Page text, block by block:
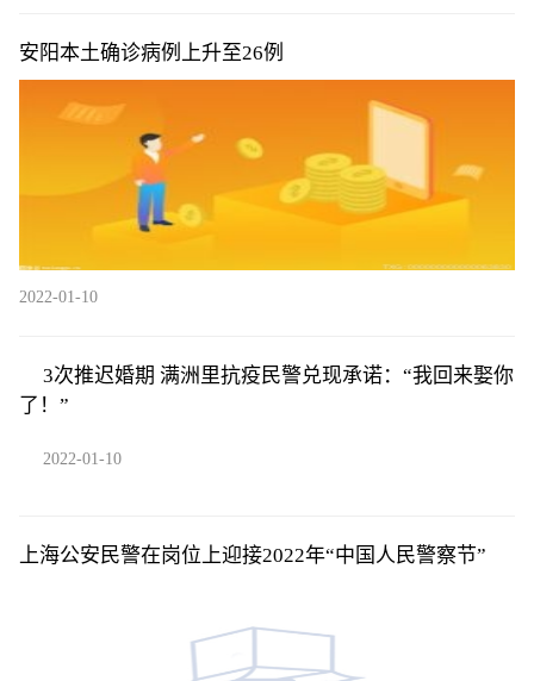
安阳本土确诊病例上升至26例
2022-01-10
3次推迟婚期 满洲里抗疫民警兑现承诺：“我回来娶你
了！”
2022-01-10
上海公安民警在岗位上迎接2022年“中国人民警察节”